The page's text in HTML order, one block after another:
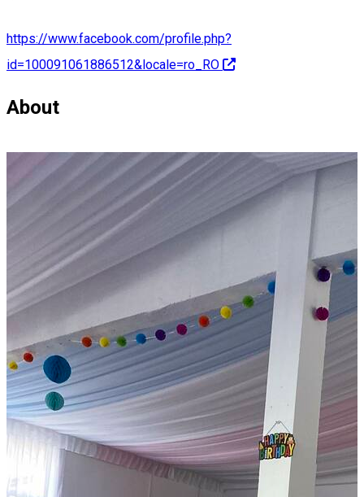
https://www.facebook.com/profile.php?
id=100091061886512&locale=ro_RO
About